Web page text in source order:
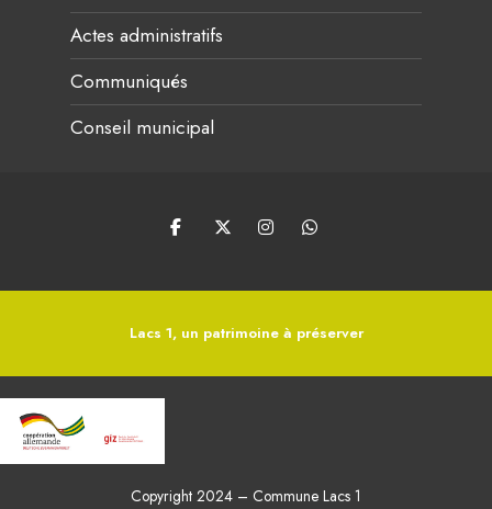
Actes administratifs
Communiqués
Conseil municipal
Lacs 1, un patrimoine à préserver
Copyright 2024 – Commune Lacs 1